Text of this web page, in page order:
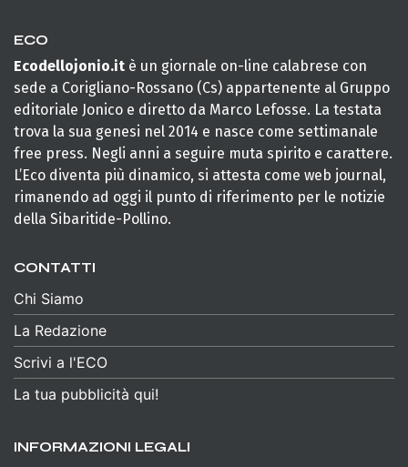
ECO
Ecodellojonio.it è un giornale on-line calabrese con
sede a Corigliano-Rossano (Cs) appartenente al Gruppo
editoriale Jonico e diretto da Marco Lefosse. La testata
trova la sua genesi nel 2014 e nasce come settimanale
free press. Negli anni a seguire muta spirito e carattere.
L’Eco diventa più dinamico, si attesta come web journal,
rimanendo ad oggi il punto di riferimento per le notizie
della Sibaritide-Pollino.
CONTATTI
Chi Siamo
La Redazione
Scrivi a l'ECO
La tua pubblicità qui!
INFORMAZIONI LEGALI